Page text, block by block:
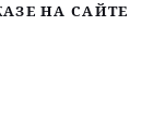
НА САЙТЕ